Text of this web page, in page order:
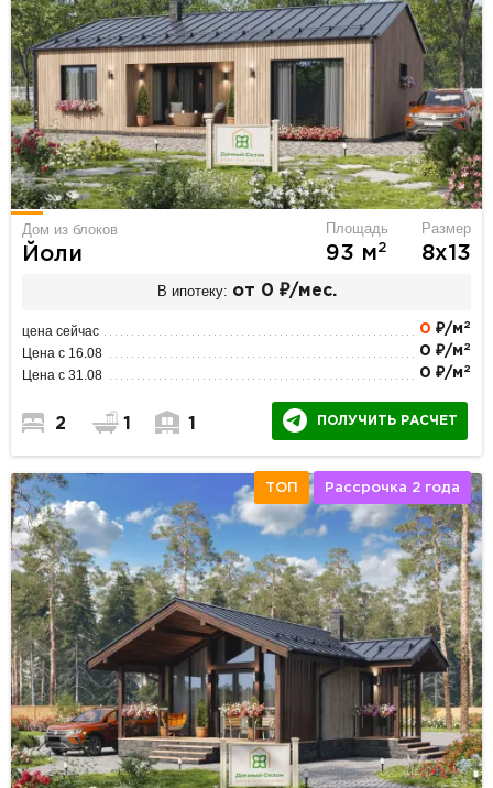
Дом из блоков
Йоли
Площадь
93 м2
Размер
8х13
В ипотеку: от 0 ₽/мес.
цена сейчас 0 ₽/м 2
Цена с 16.08 0 ₽/м 2
Цена с 31.08 0 ₽/м 2
2 1 1 ПОЛУЧИТЬ РАСЧЕТ
ТОП Рассрочка 2 года